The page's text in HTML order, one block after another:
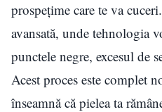
prospețime care te va
avansată, unde tehnologia
punctele negre, excesul de
Acest proces este complet
înseamnă că pielea ta